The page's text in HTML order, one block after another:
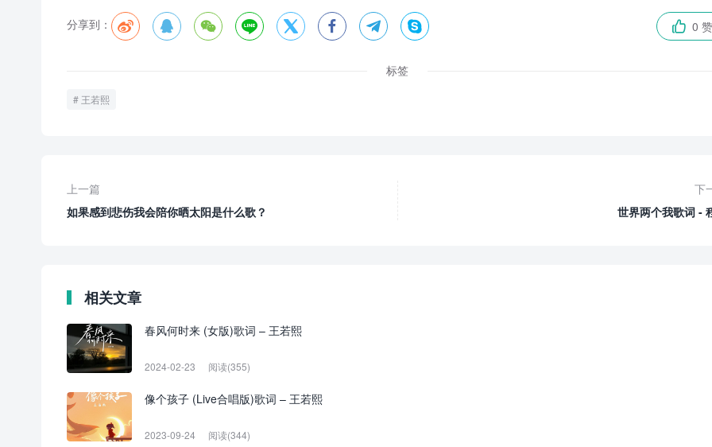
分享到：          0 赞
标签
王若熙
上一篇
如果感到悲伤我会陪你晒太阳是什么歌？
下
世界两个我歌词 -
相关文章
春风何时来 (女版)歌词 – 王若熙
2024-02-23 阅读(355)
像个孩子 (Live合唱版)歌词 – 王若熙
2023-09-24 阅读(344)